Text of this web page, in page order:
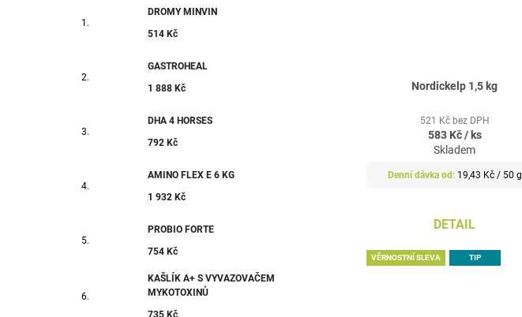
DROMY MINVIN
514 Kč
GASTROHEAL
1 888 Kč
DHA 4 HORSES
792 Kč
AMINO FLEX E 6 KG
1 932 Kč
PROBIO FORTE
754 Kč
KAŠLÍK A+ S VYVAZOVAČEM
MYKOTOXINŮ
735 Kč
Nordickelp 1,5 kg
521 Kč bez DPH
583 Kč/ ks
Skladem
Měrná
19,43 Kč / 50 g
DETAIL
VĚRNOSTNÍ SLEVA TIP